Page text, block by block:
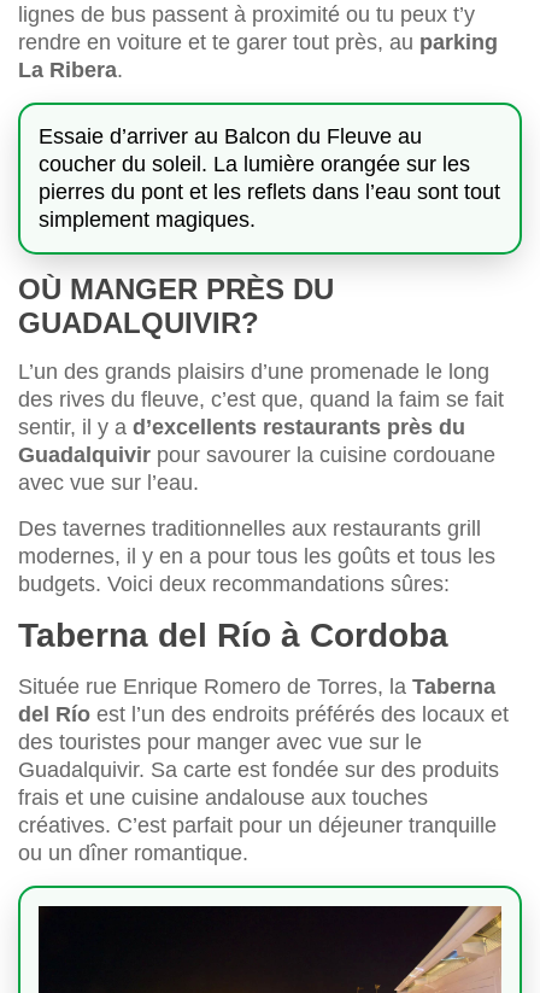
lignes de bus passent à proximité ou tu peux t’y
rendre en voiture et te garer tout près, au parking
La Ribera.
Essaie d’arriver au Balcon du Fleuve au
coucher du soleil. La lumière orangée sur les
pierres du pont et les reflets dans l’eau sont tout
simplement magiques.
OÙ MANGER PRÈS DU
GUADALQUIVIR?
L’un des grands plaisirs d’une promenade le long
des rives du fleuve, c’est que, quand la faim se fait
sentir, il y a d’excellents restaurants près du
Guadalquivir pour savourer la cuisine cordouane
avec vue sur l’eau.
Des tavernes traditionnelles aux restaurants grill
modernes, il y en a pour tous les goûts et tous les
budgets. Voici deux recommandations sûres:
Taberna del Río à Cordoba
Située rue Enrique Romero de Torres, la Taberna
del Río est l’un des endroits préférés des locaux et
des touristes pour manger avec vue sur le
Guadalquivir. Sa carte est fondée sur des produits
frais et une cuisine andalouse aux touches
créatives. C’est parfait pour un déjeuner tranquille
ou un dîner romantique.